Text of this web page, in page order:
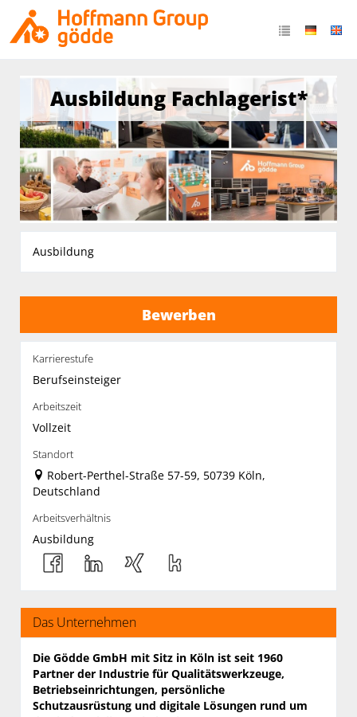
Ausbildung Fachlagerist*
Ausbildung
Bewerben
Karrierestufe
Berufseinsteiger
Arbeitszeit
Vollzeit
Standort
Robert-Perthel-Straße 57-59, 50739 Köln,
Deutschland
Arbeitsverhältnis
Ausbildung
Das Unternehmen
Die Gödde GmbH mit Sitz in Köln ist seit 1960
Partner der Industrie für Qualitäts­werkzeuge,
Betriebs­einrichtungen, persönliche
Schutzausrüstung und digitale Lösungen rund um